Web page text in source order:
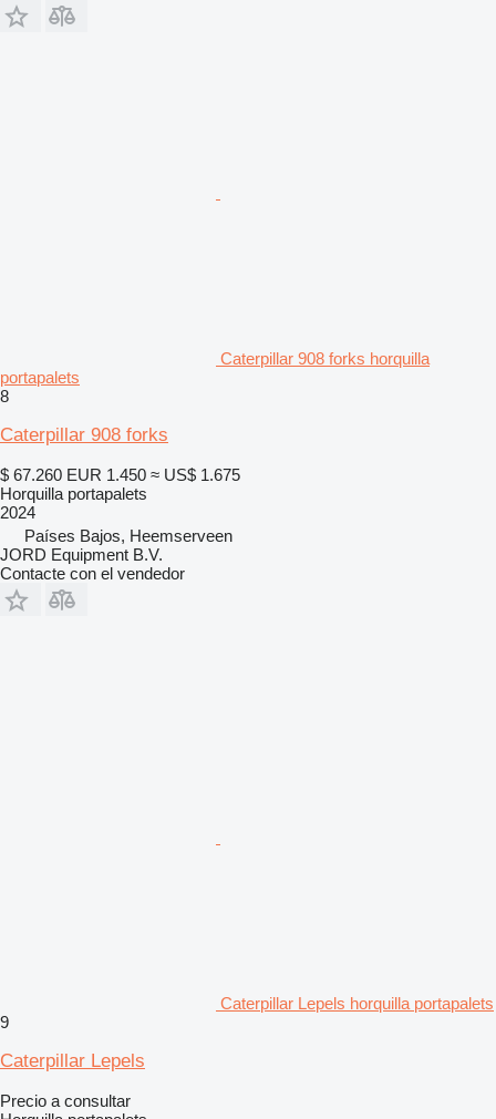
Caterpillar 908 forks horquilla
portapalets
8
Caterpillar 908 forks
$ 67.260 EUR 1.450 ≈ US$ 1.675
Horquilla portapalets
2024
Países Bajos, Heemserveen
JORD Equipment B.V.
Contacte con el vendedor
Caterpillar Lepels horquilla portapalets
9
Caterpillar Lepels
Precio a consultar